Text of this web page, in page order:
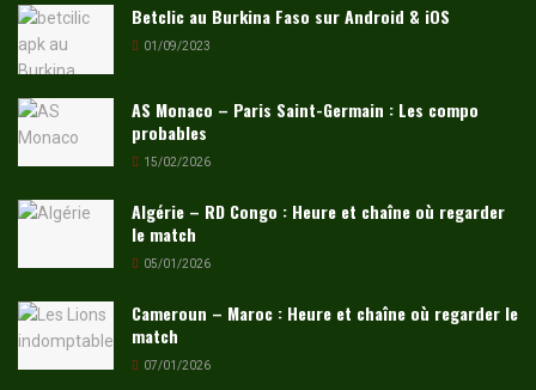
Betclic au Burkina Faso sur Android & iOS
01/09/2023
AS Monaco – Paris Saint-Germain : Les compo
probables
15/02/2026
Algérie – RD Congo : Heure et chaîne où regarder
le match
05/01/2026
Cameroun – Maroc : Heure et chaîne où regarder le
match
07/01/2026